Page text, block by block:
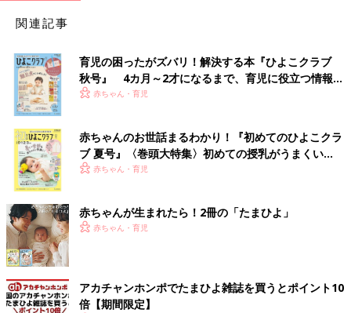
関連記事
育児の困ったがズバリ！解決する本『ひよこクラブ
秋号』 4カ月～2才になるまで、育児に役立つ情報が
いっぱい！
赤ちゃん・育児
赤ちゃんのお世話まるわかり！『初めてのひよこクラ
ブ 夏号』〈巻頭大特集〉初めての授乳がうまくい
く！ おっぱい・ミルクの基本と夏のトラブル 解決テ
赤ちゃん・育児
赤ちゃんが生まれたら！2冊の「たまひよ」
赤ちゃん・育児
アカチャンホンポでたまひよ雑誌を買うとポイント10
倍【期間限定】